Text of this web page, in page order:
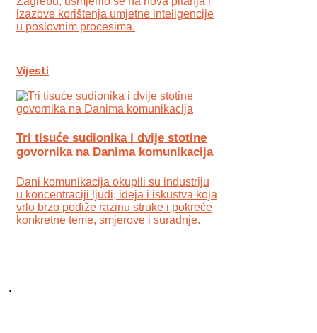
izazove korištenja umjetne inteligencije
u poslovnim procesima.
Vijesti
Tri tisuće sudionika i dvije stotine
govornika na Danima komunikacija
Dani komunikacija okupili su industriju
u koncentraciji ljudi, ideja i iskustva koja
vrlo brzo podiže razinu struke i pokreće
konkretne teme, smjerove i suradnje.
.